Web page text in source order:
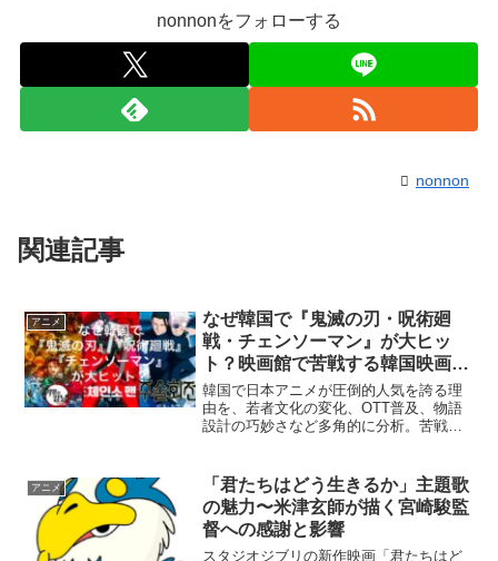
nonnonをフォローする
nonnon
関連記事
アニメ
なぜ韓国で『鬼滅の刃・呪術廻
戦・チェンソーマン』が大ヒッ
ト？映画館で苦戦する韓国映画と
の決定的な違い
韓国で日本アニメが圧倒的人気を誇る理
由を、若者文化の変化、OTT普及、物語
設計の巧妙さなど多角的に分析。苦戦す
アニメ
「君たちはどう生きるか」主題歌
の魅力〜米津玄師が描く宮崎駿監
督への感謝と影響
スタジオジブリの新作映画「君たちはど